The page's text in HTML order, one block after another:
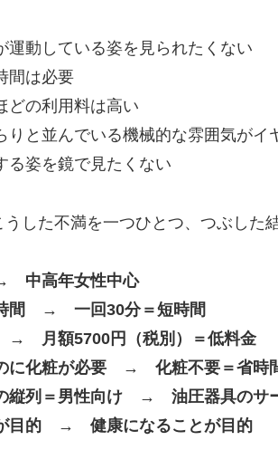
運動している姿を見られたくない
間は必要
どの利用料は高い
りと並んでいる機械的な雰囲気がイ
る姿を鏡で見たくない
うした不満を一つひとつ、つぶした
中高年女性中心
間 → 一回30分＝短時間
→ 月額5700円（税別）＝低料金
に化粧が必要 → 化粧不要＝省時
縦列＝男性向け → 油圧器具のサ
目的 → 健康になることが目的